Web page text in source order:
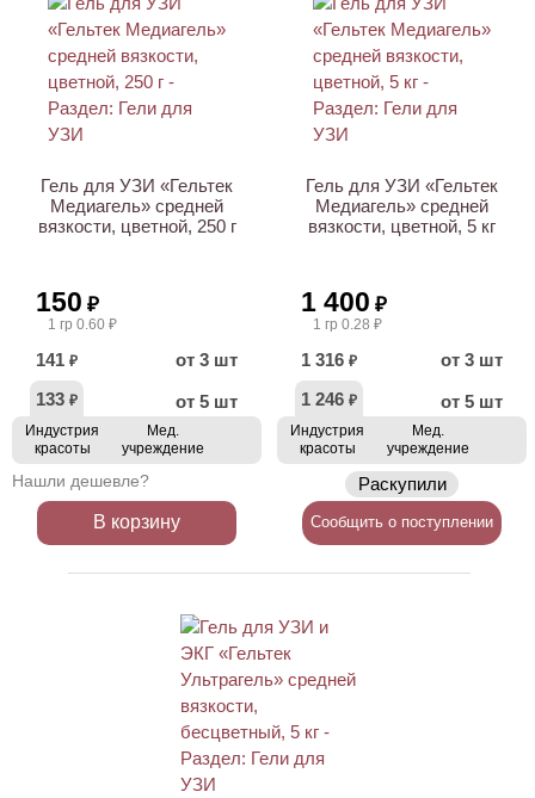
Гель для УЗИ «Гельтек
Медиагель» средней
вязкости, цветной, 250 г
150 ₽
1 гр 0.60 ₽
141 ₽
от 3 шт
133 ₽ от 5 шт
Индустрия
красоты
Мед.
учреждение
Нашли дешевле?
В корзину
Гель для УЗИ «Гельтек
Медиагель» средней
вязкости, цветной, 5 кг
1 400 ₽
1 гр 0.28 ₽
1 316 ₽
от 3 шт
1 246 ₽ от 5 шт
Индустрия
красоты
Мед.
учреждение
Раскупили
Сообщить о поступлении